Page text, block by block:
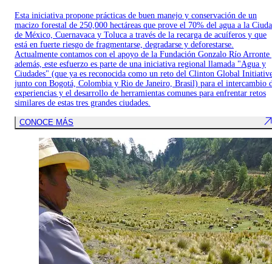
Esta iniciativa propone prácticas de buen manejo y conservación de un
macizo forestal de 250,000 hectáreas que prove el 70% del agua a la
de México, Cuernavaca y Toluca a través de la recarga de acuíferos y que
está en fuerte riesgo de fragmentarse, degradarse y deforestarse.
Actualmente contamos con el apoyo de la Fundación Gonzalo Río Arronte
además, este esfuerzo es parte de una iniciativa regional llamada "Agua y
Ciudades" (que ya es reconocida como un reto del Clinton Global
junto con Bogotá, Colombia y Rio de Janeiro, Brasil) para el intercambio
experiencias y el desarrollo de herramientas comunes para enfrentar retos
similares de estas tres grandes ciudades.
CONOCE MÁS